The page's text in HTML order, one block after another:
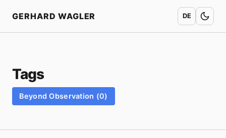
GERHARD WAGLER DE
Tags
Beyond Observation (0)